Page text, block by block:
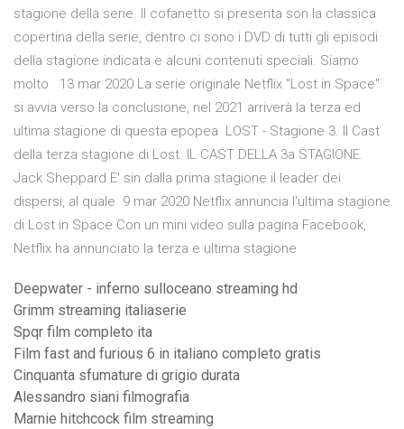
stagione della serie. Il cofanetto si presenta son la classica
copertina della serie, dentro ci sono i DVD di tutti gli episodi
della stagione indicata e alcuni contenuti speciali. Siamo
molto 13 mar 2020 La serie originale Netflix "Lost in Space"
si avvia verso la conclusione, nel 2021 arriverà la terza ed
ultima stagione di questa epopea LOST - Stagione 3. Il Cast
della terza stagione di Lost. IL CAST DELLA 3a STAGIONE.
Jack Sheppard E' sin dalla prima stagione il leader dei
dispersi, al quale 9 mar 2020 Netflix annuncia l'ultima stagione
di Lost in Space Con un mini video sulla pagina Facebook,
Netflix ha annunciato la terza e ultima stagione
Deepwater - inferno sulloceano streaming hd
Grimm streaming italiaserie
Spqr film completo ita
Film fast and furious 6 in italiano completo gratis
Cinquanta sfumature di grigio durata
Alessandro siani filmografia
Marnie hitchcock film streaming